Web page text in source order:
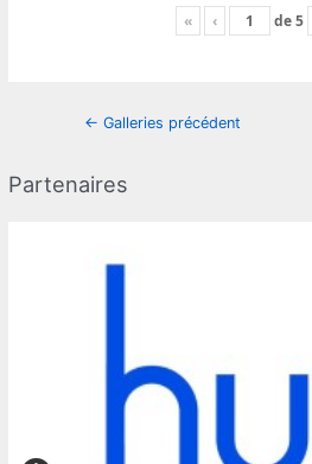
Partenaires
« ‹ de5
Navigation
← Galleries précédent